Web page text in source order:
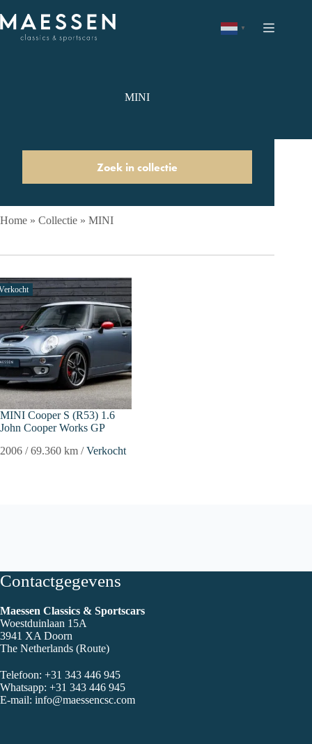
naar
de
inhoud
▼
MINI
Zoek in collectie
Home » Collectie » MINI
MINI Cooper S (R53) 1.6
John Cooper Works GP
2006 /69.360 km /Verkocht
Contactgegevens
Maessen Classics & Sportscars
Woestduinlaan 15A
3941 XA Doorn
The Netherlands (Route)
Telefoon: +31 343 446 945
Whatsapp: +31 343 446 945
E-mail: info@maessencsc.com